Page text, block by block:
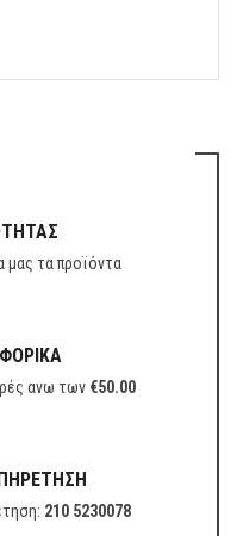
μας τα προϊόντα
ανω των €50.00
210 5230078